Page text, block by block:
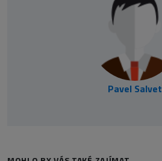
Pavel Salvet